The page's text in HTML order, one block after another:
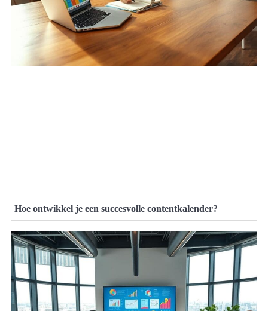
Hoe ontwikkel je een succesvolle contentkalender?